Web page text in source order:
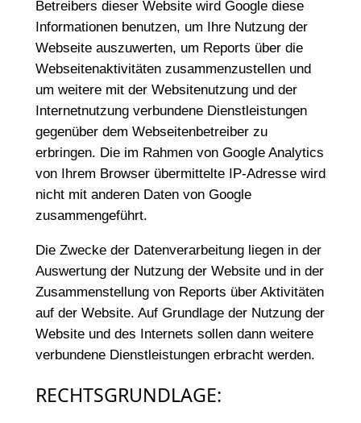
Betreibers dieser Website wird Google diese
Informationen benutzen, um Ihre Nutzung der
Webseite auszuwerten, um Reports über die
Webseitenaktivitäten zusammenzustellen und
um weitere mit der Websitenutzung und der
Internetnutzung verbundene Dienstleistungen
gegenüber dem Webseitenbetreiber zu
erbringen. Die im Rahmen von Google Analytics
von Ihrem Browser übermittelte IP-Adresse wird
nicht mit anderen Daten von Google
zusammengeführt.
Die Zwecke der Datenverarbeitung liegen in der
Auswertung der Nutzung der Website und in der
Zusammenstellung von Reports über Aktivitäten
auf der Website. Auf Grundlage der Nutzung der
Website und des Internets sollen dann weitere
verbundene Dienstleistungen erbracht werden.
RECHTSGRUNDLAGE: